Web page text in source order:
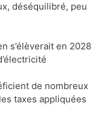
déséquilibré, peu
s’élèverait en 2028
de nombreux
taxes appliquées